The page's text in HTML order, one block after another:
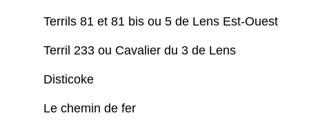
Terrils 81 et 81 bis ou 5 de Lens Est-Ouest
Terril 233 ou Cavalier du 3 de Lens
Disticoke
Le chemin de fer